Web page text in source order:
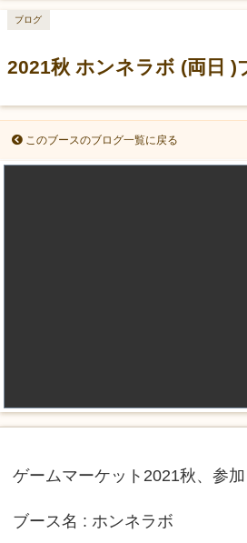
2021秋 ホンネラボ (両日 )
ブログ
このブースのブログ一覧に戻る
ゲームマーケット2021秋、参加
ブース名 : ホンネラボ